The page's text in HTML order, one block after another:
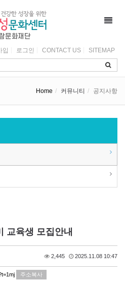
입 로그인 CONTACT US SITEMAP
Home 커뮤니티 공지사항
교육생 모집안내
2,445 2025.11.08 10:47
주소복사